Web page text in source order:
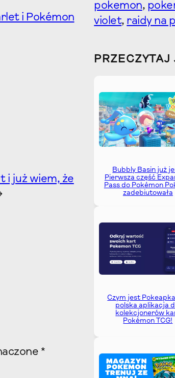
i Pokémon
i już wiem, że
*
pokemon,
violet, raidy na
Bubbly Basin już
Pierwsza część
Pass do Pokémon
zadebiutowała
Czym jest
polska aplikacja
kolekcjonerów
Pokémon TCG!